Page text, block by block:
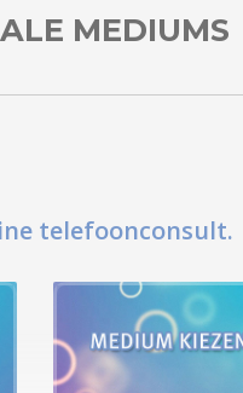
MEDIUMS
telefoonconsult.